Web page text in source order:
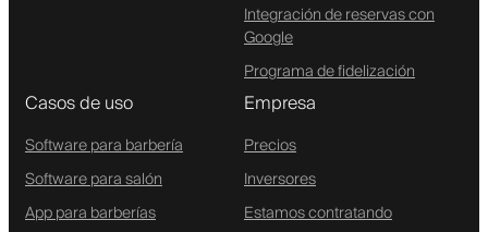
Integración de reservas con
Google
Programa de fidelización
Casos de uso
Software para barbería
Software para salón
App para barberías
Empresa
Precios
Inversores
Estamos contratando